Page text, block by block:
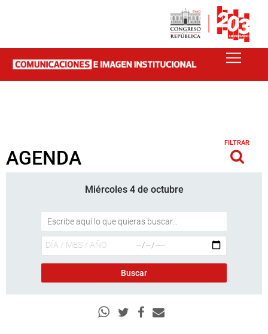
AGENDA
FILTRAR
Miércoles 4 de octubre